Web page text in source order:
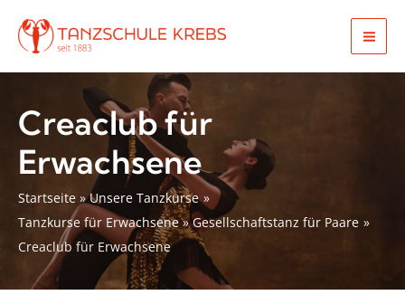
Inhalt
springen
Creaclub für
Erwachsene
Startseite
Unsere Tanzkurse
Tanzkurse für Erwachsene
Gesellschaftstanz für Paare
Creaclub für Erwachsene